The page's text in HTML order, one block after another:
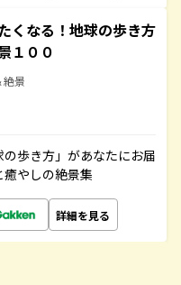
くなる！地球の歩き方
１００
絶景
歩き方」があなたにお届
やしの絶景集
詳細を見る